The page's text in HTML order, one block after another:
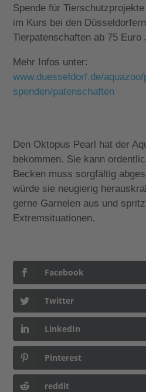
Spende für
im Kurs bei den
Tierpatenschaften ab 75 Euro
Mehr Infos unter:
www.duesseldorf.de/
spenden/patenschaften
Den Oktopus Pearl hat der
bekommen. Sie kann
Becken muss sorgfältig
würde sie neugierig
gerne Garnelen aus und
Extremsituationen.
Facebook
Twitter
LinkedIn
Pinterest
reddit